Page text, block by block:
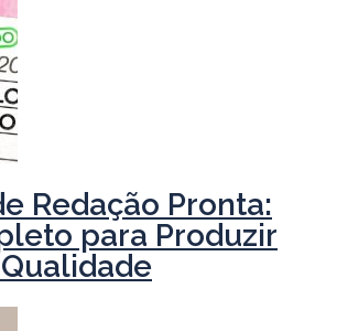
Redação Pronta:
para Produzir